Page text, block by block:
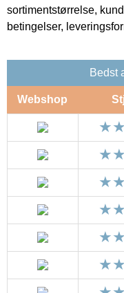
sortimentstørrelse,
betingelser,
Bedst
Webshop